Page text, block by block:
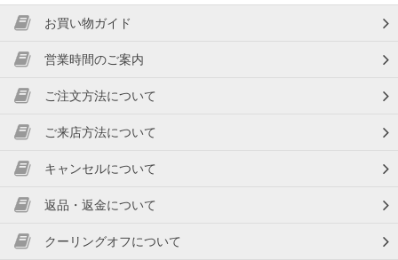
お買い物ガイド
営業時間のご案内
ご注文方法について
ご来店方法について
キャンセルについて
返品・返金について
クーリングオフについて